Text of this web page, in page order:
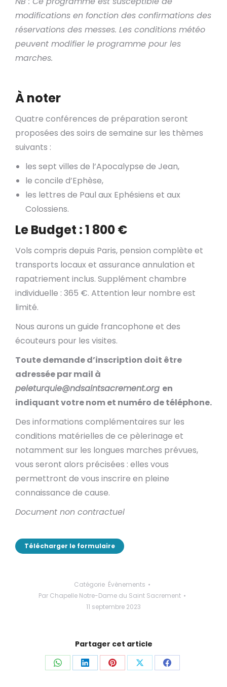
modifications en fonction des confirmations des
réservations des messes. Les conditions météo
peuvent modifier le programme pour les
marches.
À noter
Quatre conférences de préparation seront
proposées des soirs de semaine sur les thèmes
suivants :
les sept villes de l’Apocalypse de Jean,
le concile d’Ephèse,
les lettres de Paul aux Ephésiens et aux
Colossiens.
Le Budget : 1 800 €
Vols compris depuis Paris, pension complète et
transports locaux et assurance annulation et
rapatriement inclus. Supplément chambre
individuelle : 365 €. Attention leur nombre est
limité.
Nous aurons un guide francophone et des
écouteurs pour les visites.
Toute demande d’inscription doit être
adressée par mail à
peleturquie@ndsaintsacrement.org en
indiquant votre nom et numéro de téléphone.
Des informations complémentaires sur les
conditions matérielles de ce pèlerinage et
notamment sur les longues marches prévues,
vous seront alors précisées : elles vous
permettront de vous inscrire en pleine
connaissance de cause.
Document non contractuel
Télécharger le formulaire
Catégorie Évènements
Par Chapelle Notre-Dame du Saint Sacrement
11 septembre 2023
Partager cet article
PartagerPartagerPartagerPartagerPartager